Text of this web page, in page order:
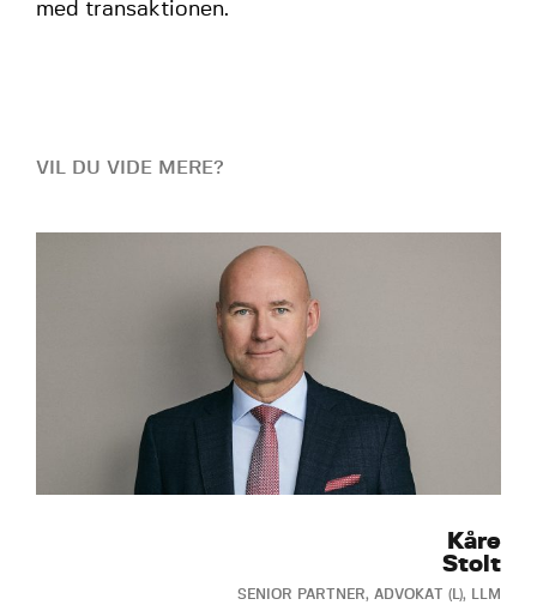
med transaktionen.
VIL DU VIDE MERE?
Kåre
Stolt
SENIOR PARTNER, ADVOKAT (L), LLM